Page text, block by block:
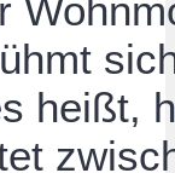
heißt,